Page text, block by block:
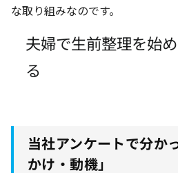
な取り組みなのです。
夫婦で生前整理を始
る
当社アンケートで分か
かけ・動機」